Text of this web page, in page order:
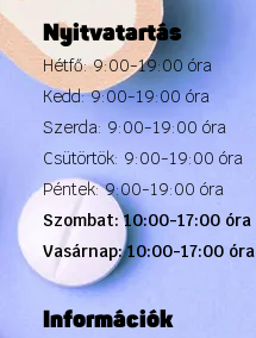
Nyitvatartás
Hétfő: 9:00-19:00 óra
Kedd: 9:00-19:00 óra
Szerda: 9:00-19:00 óra
Csütörtök: 9:00-19:00 óra
Péntek: 9:00-19:00 óra
Szombat: 10:00-17:00 óra
Vasárnap: 10:00-17:00 óra
Információk